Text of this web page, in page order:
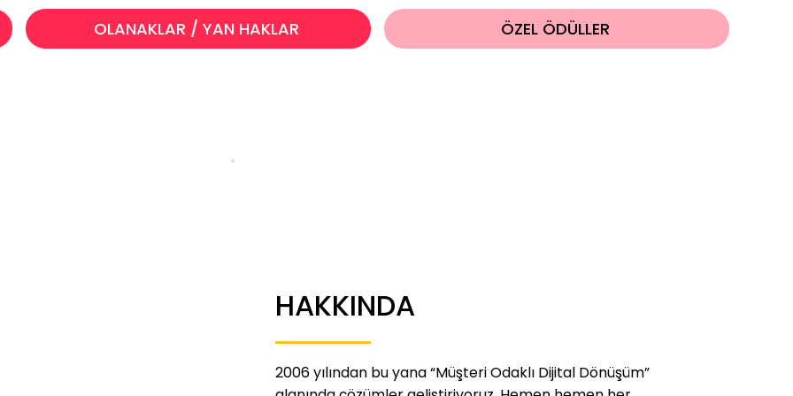
OLANAKLAR / YAN HAKLAR ÖZEL ÖDÜLLER
HAKKINDA
2006 yılından bu yana “Müşteri Odaklı Dijital Dönüşüm”